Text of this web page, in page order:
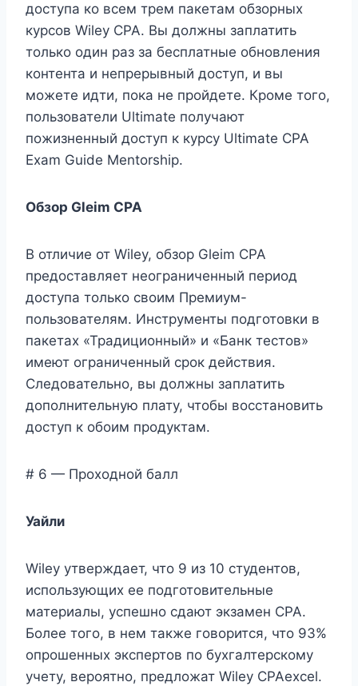
доступа ко всем трем пакетам обзорных
курсов Wiley CPA. Вы должны заплатить
только один раз за бесплатные обновления
контента и непрерывный доступ, и вы
можете идти, пока не пройдете. Кроме того,
пользователи Ultimate получают
пожизненный доступ к курсу Ultimate CPA
Exam Guide Mentorship.
Обзор Gleim CPA
В отличие от Wiley, обзор Gleim CPA
предоставляет неограниченный период
доступа только своим Премиум-
пользователям. Инструменты подготовки в
пакетах «Традиционный» и «Банк тестов»
имеют ограниченный срок действия.
Следовательно, вы должны заплатить
дополнительную плату, чтобы восстановить
доступ к обоим продуктам.
# 6 — Проходной балл
Уайли
Wiley утверждает, что 9 из 10 студентов,
использующих ее подготовительные
материалы, успешно сдают экзамен CPA.
Более того, в нем также говорится, что 93%
опрошенных экспертов по бухгалтерскому
учету, вероятно, предложат Wiley CPAexcel.